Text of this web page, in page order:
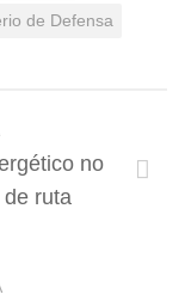
de Defensa
no
ruta